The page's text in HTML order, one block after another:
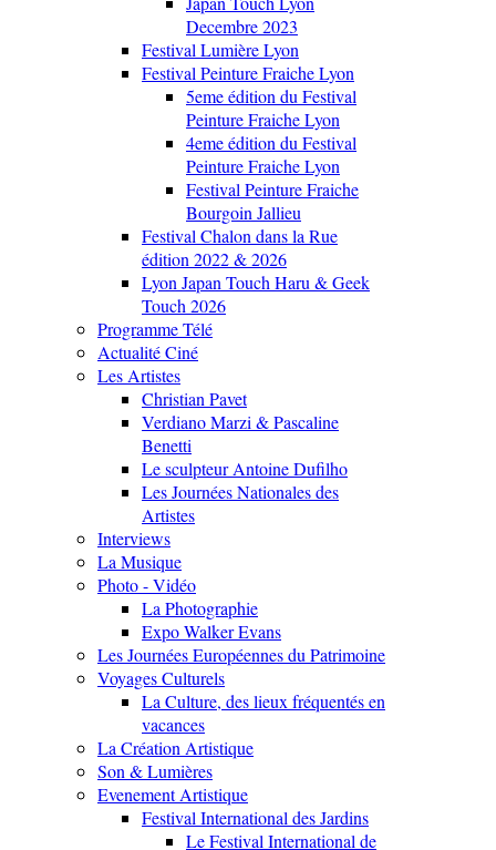
Decembre 2023
Festival Lumière Lyon
Festival Peinture Fraiche Lyon
5eme édition du Festival
Peinture Fraiche Lyon
4eme édition du Festival
Peinture Fraiche Lyon
Festival Peinture Fraiche
Bourgoin Jallieu
Festival Chalon dans la Rue
édition 2022 & 2026
Lyon Japan Touch Haru & Geek
Touch 2026
Programme Télé
Actualité Ciné
Les Artistes
Christian Pavet
Verdiano Marzi & Pascaline
Benetti
Le sculpteur Antoine Dufilho
Les Journées Nationales des
Artistes
Interviews
La Musique
Photo - Vidéo
La Photographie
Expo Walker Evans
Les Journées Européennes du Patrimoine
Voyages Culturels
La Culture, des lieux fréquentés en
vacances
La Création Artistique
Son & Lumières
Evenement Artistique
Festival International des Jardins
Le Festival International de